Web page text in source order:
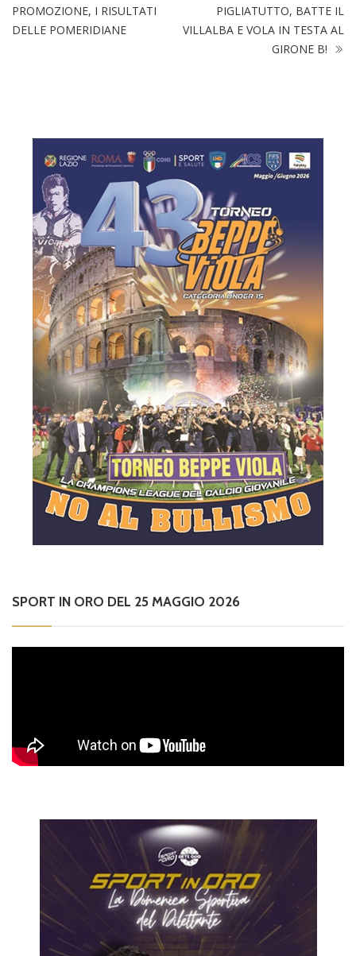
PROMOZIONE, I RISULTATI
DELLE POMERIDIANE
PIGLIATUTTO, BATTE IL
VILLALBA E VOLA IN TESTA AL
GIRONE B!
SPORT IN ORO DEL 25 MAGGIO 2026